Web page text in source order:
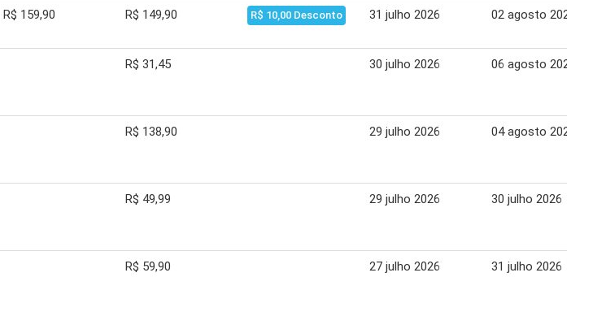
R$ 159,90 R$ 149,90 R$ 10,00 Desconto 31 julho 2026 02 agosto 2026
R$ 31,45 30 julho 2026 06 agosto 2026
R$ 138,90 29 julho 2026 04 agosto 2026
R$ 49,99 29 julho 2026 30 julho 2026
R$ 59,90 27 julho 2026 31 julho 2026